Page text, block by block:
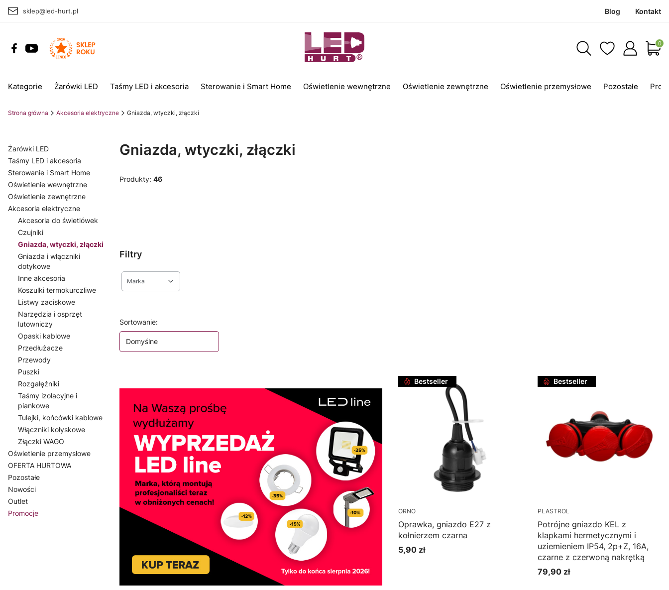
sklep@led-hurt.pl Blog Kontakt
Kategorie Żarówki LED Taśmy LED i akcesoria Sterowanie i Smart Home Oświetlenie wewnętrzne Oświetlenie zewnętrzne Oświetlenie przemysłowe Pozostałe
Strona główna Akcesoria elektryczne Gniazda, wtyczki, złączki
Żarówki LED
Taśmy LED i akcesoria
Sterowanie i Smart Home
Oświetlenie wewnętrzne
Oświetlenie zewnętrzne
Akcesoria elektryczne
Akcesoria do świetlówek
Czujniki
Gniazda, wtyczki, złączki
Gniazda i włączniki
dotykowe
Inne akcesoria
Koszulki termokurczliwe
Listwy zaciskowe
Narzędzia i osprzęt
lutowniczy
Opaski kablowe
Przedłużacze
Przewody
Puszki
Rozgałęźniki
Taśmy izolacyjne i
piankowe
Tulejki, końcówki kablowe
Włączniki kołyskowe
Złączki WAGO
Oświetlenie przemysłowe
OFERTA HURTOWA
Pozostałe
Nowości
Outlet
Promocje
Gniazda, wtyczki, złączki
Produkty: 46
Filtry
Marka
Lista produktów
Sortowanie:
Domyślne
Bestseller
ORNO
Oprawka, gniazdo E27 z
kołnierzem czarna
Cena
5,90 zł
Bestseller
PLASTROL
Potrójne gniazdo KEL z
klapkami hermetycznymi i
uziemieniem IP54, 2p+Z, 16A,
czarne z czerwoną nakrętką
Cena
79,90 zł